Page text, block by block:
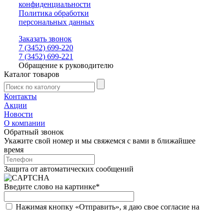
конфиденциальности
Политика обработки
персональных данных
Заказать звонок
7 (3452) 699-220
7 (3452) 699-221
Обращение к руководителю
Каталог товаров
Контакты
Акции
Новости
О компании
Обратный звонок
Укажите свой номер и мы свяжемся с вами в ближайшее
время
Защита от автоматических сообщений
Введите слово на картинке*
Нажимая кнопку «Отправить», я даю свое согласие на